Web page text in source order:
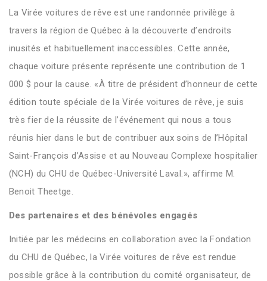
La Virée voitures de rêve est une randonnée privilège à
travers la région de Québec à la découverte d’endroits
inusités et habituellement inaccessibles. Cette année,
chaque voiture présente représente une contribution de 1
000 $ pour la cause. «À titre de président d’honneur de cette
édition toute spéciale de la Virée voitures de rêve, je suis
très fier de la réussite de l’événement qui nous a tous
réunis hier dans le but de contribuer aux soins de l’Hôpital
Saint-François d’Assise et au Nouveau Complexe hospitalier
(NCH) du CHU de Québec-Université Laval.», affirme M.
Benoit Theetge.
Des partenaires et des bénévoles engagés
Initiée par les médecins en collaboration avec la Fondation
du CHU de Québec, la Virée voitures de rêve est rendue
possible grâce à la contribution du comité organisateur, de